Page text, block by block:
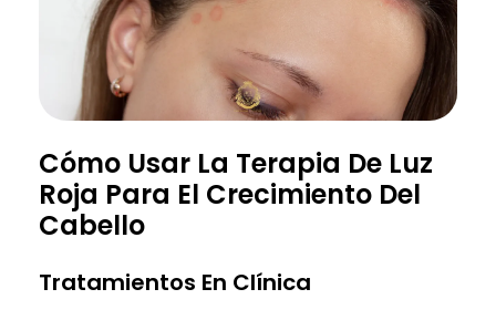
Cómo Usar La Terapia De Luz
Roja Para El Crecimiento Del
Cabello
Tratamientos En Clínica